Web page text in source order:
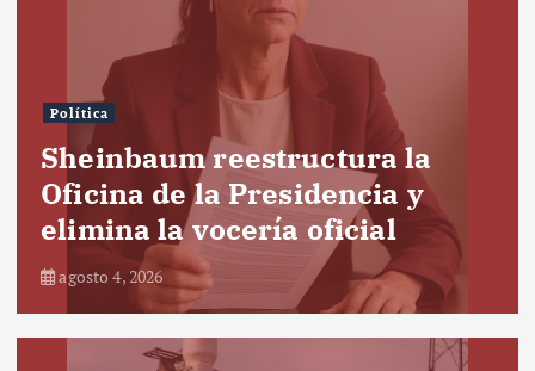
Política
Sheinbaum reestructura la
Oficina de la Presidencia y
elimina la vocería oficial
agosto 4, 2026